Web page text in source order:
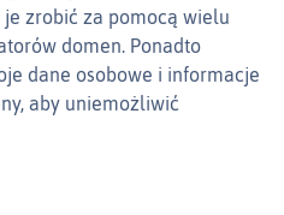
zrobić za pomocą wielu
domen. Ponadto
dane osobowe i informacje
aby uniemożliwić